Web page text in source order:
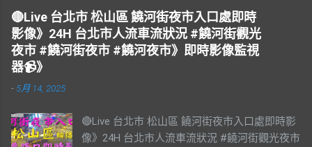
源：台北市政府交通局 交通部公路局
🔴Live 台北市 松山區 饒河街夜市入口處即時
影像》24H 台北市人流車流狀況 #饒河街觀光
夜市 #饒河街夜市 #饒河夜市》即時影像監視
器📹》
- 5月 14, 2025
🔴Live 台北市 松山區 饒河街夜市入口處即時影
像》24H 台北市人流車流狀況 #饒河街觀光夜市